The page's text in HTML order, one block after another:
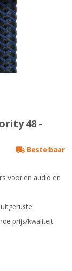
48 -
Bestelbaar
voor en audio en
prijs/kwaliteit